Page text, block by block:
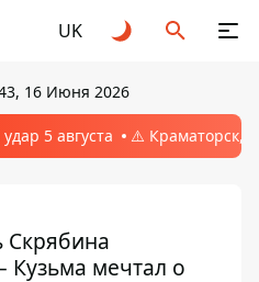
UK
16 Июня 2026
5 августа ⚠️ Краматорск,
Скрябина
Кузьма мечтал о